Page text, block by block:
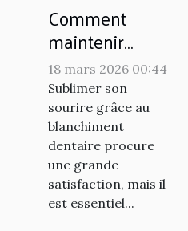
Comment
maintenir
l'éclat de vos
dents après un
blanchiment ?
18 mars 2026 00:44
Sublimer son
sourire grâce au
blanchiment
dentaire procure
une grande
satisfaction, mais il
est essentiel...